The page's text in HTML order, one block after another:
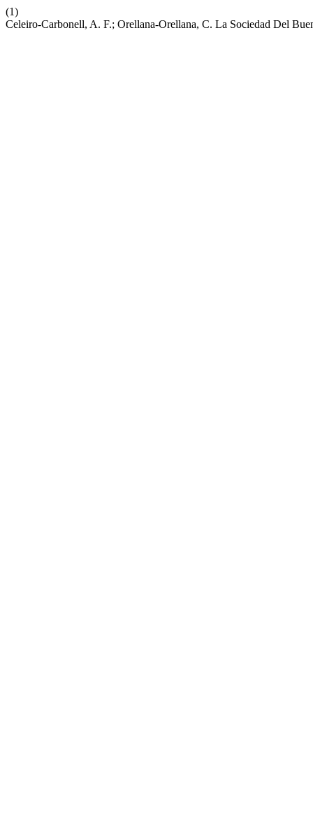
(1)
Celeiro-Carbonell, A. F.; Orellana-Orellana, C. La Sociedad Del